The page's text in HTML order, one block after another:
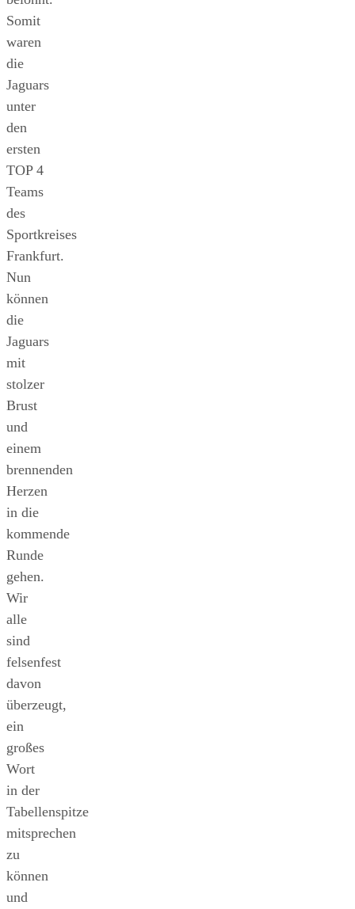
Somit
waren
die
Jaguars
unter
den
ersten
TOP 4
Teams
des
Sportkreises
Frankfurt.
Nun
können
die
Jaguars
mit
stolzer
Brust
und
einem
brennenden
Herzen
in die
kommende
Runde
gehen.
Wir
alle
sind
felsenfest
davon
überzeugt,
ein
großes
Wort
in der
Tabellenspitze
mitsprechen
zu
können
und